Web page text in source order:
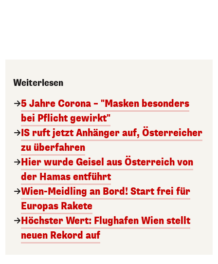
Weiterlesen
5 Jahre Corona – "Masken besonders
bei Pflicht gewirkt"
IS ruft jetzt Anhänger auf, Österreicher
zu überfahren
Hier wurde Geisel aus Österreich von
der Hamas entführt
Wien-Meidling an Bord! Start frei für
Europas Rakete
Höchster Wert: Flughafen Wien stellt
neuen Rekord auf